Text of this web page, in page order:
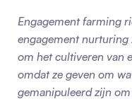
Engagement farming
engagement nurturing
om het cultiveren van
omdat ze geven om
gemanipuleerd zijn